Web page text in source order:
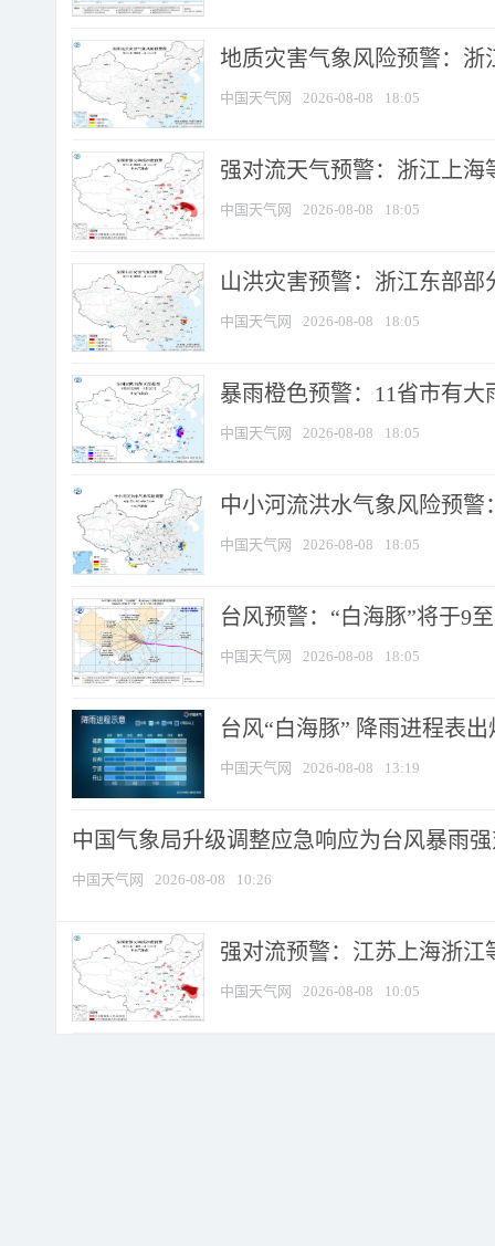
地质灾害气象风险预警：
中国天气网 2026-08-08 18:05
强对流天气预警：浙江上海
中国天气网 2026-08-08 18:05
山洪灾害预警：浙江东部
中国天气网 2026-08-08 18:05
暴雨橙色预警：11省市有
中国天气网 2026-08-08 18:05
中小河流洪水气象风险预
中国天气网 2026-08-08 18:05
台风预警：“白海豚”将于9
中国天气网 2026-08-08 18:05
台风“白海豚” 降雨进程表
中国天气网 2026-08-08 13:19
中国气象局升级调整应急响应为台风暴雨
中国天气网 2026-08-08 10:26
强对流预警：江苏上海浙江
中国天气网 2026-08-08 10:05